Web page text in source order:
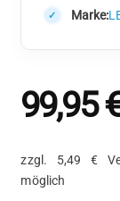
Marke:
99,95
zzgl. 5,49 €
möglich